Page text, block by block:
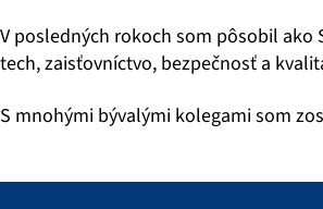
V posledných rokoch som pôsobil
tech, zaisťovníctvo, bezpečnosť a
S mnohými bývalými kolegami som